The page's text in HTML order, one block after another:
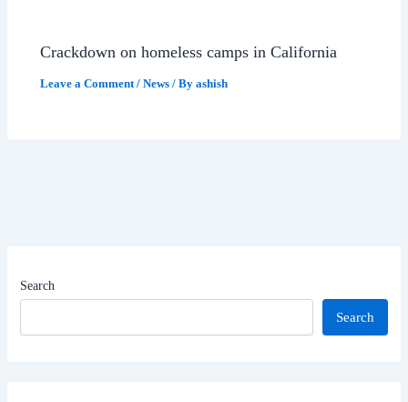
Crackdown on homeless camps in California
Leave a Comment /News / Byashish
Search
Search